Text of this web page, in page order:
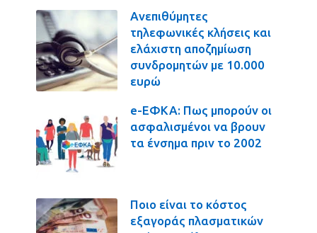
Ανεπιθύμητες
τηλεφωνικές κλήσεις και
ελάχιστη αποζημίωση
συνδρομητών με 10.000
ευρώ
e-ΕΦΚΑ: Πως μπορούν οι
ασφαλισμένοι να βρουν
τα ένσημα πριν το 2002
Ποιο είναι το κόστος
εξαγοράς πλασματικών